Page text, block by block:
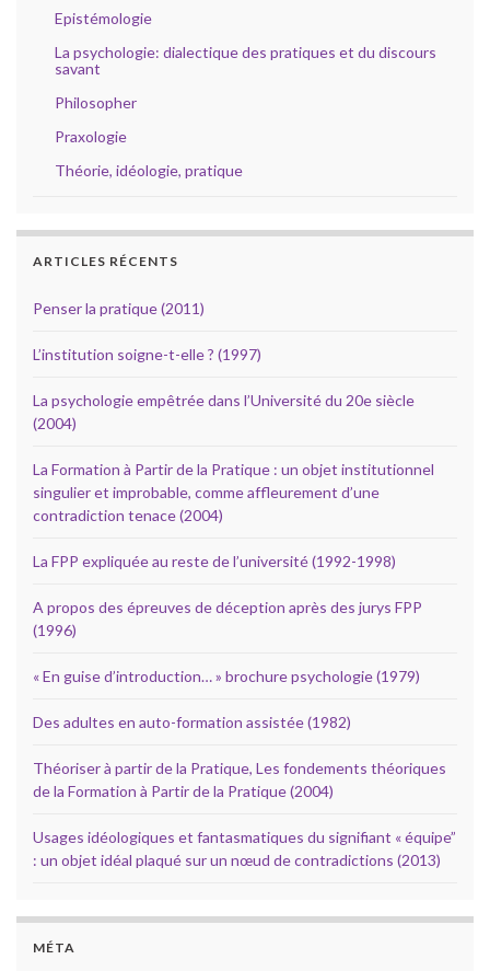
Epistémologie
La psychologie: dialectique des pratiques et du discours
savant
Philosopher
Praxologie
Théorie, idéologie, pratique
ARTICLES RÉCENTS
Penser la pratique (2011)
L’institution soigne-t-elle ? (1997)
La psychologie empêtrée dans l’Université du 20e siècle
(2004)
La Formation à Partir de la Pratique : un objet institutionnel
singulier et improbable, comme affleurement d’une
contradiction tenace (2004)
La FPP expliquée au reste de l’université (1992-1998)
A propos des épreuves de déception après des jurys FPP
(1996)
« En guise d’introduction… » brochure psychologie (1979)
Des adultes en auto-formation assistée (1982)
Théoriser à partir de la Pratique, Les fondements théoriques
de la Formation à Partir de la Pratique (2004)
Usages idéologiques et fantasmatiques du signifiant « équipe”
: un objet idéal plaqué sur un nœud de contradictions (2013)
MÉTA